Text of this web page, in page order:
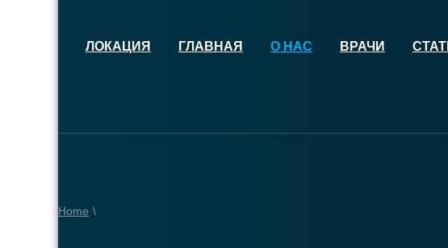
ЛОКАЦИЯ ГЛАВНАЯ О НАС ВРАЧИ
Home \